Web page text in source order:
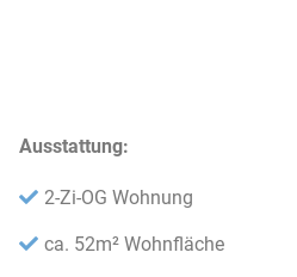
Ausstattung:
2-Zi-OG Wohnung
ca. 52m² Wohnfläche